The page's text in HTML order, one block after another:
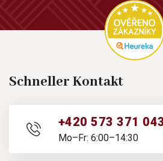
Schneller Kontakt
+420 573 371
Mo–Fr: 6:00–14:30